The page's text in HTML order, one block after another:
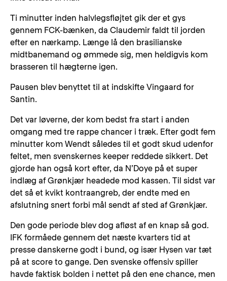
Ti minutter inden halvlegsfløjtet gik der et gys
gennem FCK-bænken, da Claudemir faldt til jorden
efter en nærkamp. Længe lå den brasilianske
midtbanemand og ømmede sig, men heldigvis kom
brasseren til hægterne igen.
Pausen blev benyttet til at indskifte Vingaard for
Santin.
Det var løverne, der kom bedst fra start i anden
omgang med tre rappe chancer i træk. Efter godt fem
minutter kom Wendt således til et godt skud udenfor
feltet, men svenskernes keeper reddede sikkert. Det
gjorde han også kort efter, da N’Doye på et super
indlæg af Grønkjær headede mod kassen. Til sidst var
det så et kvikt kontraangreb, der endte med en
afslutning snert forbi mål sendt af sted af Grønkjær.
Den gode periode blev dog afløst af en knap så god.
IFK formåede gennem det næste kvarters tid at
presse danskerne godt i bund, og især Hysen var tæt
på at score to gange. Den svenske offensiv spiller
havde faktisk bolden i nettet på den ene chance, men